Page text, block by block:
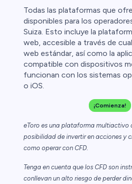
Todas las plataformas que
disponibles para los
Suiza. Esto incluye la
web, accesible a través de
web estándar, así como la
compatible con dispositivos
funcionan con los sistemas
o iOS.
¡Comienza!
eToro es una plataforma multiactivo
posibilidad de invertir en acciones y
como operar con CFD.
Tenga en cuenta que los CFD son
conllevan un alto riesgo de perder